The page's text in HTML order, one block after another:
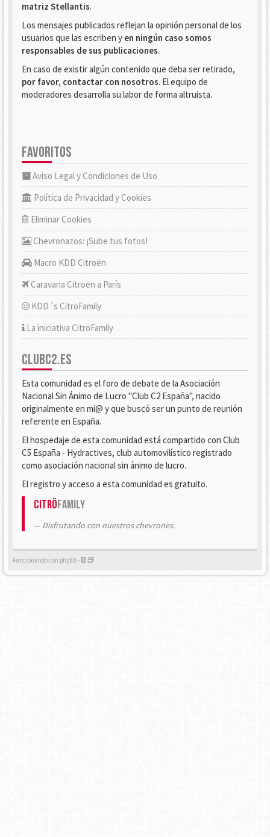
matriz Stellantis.
Los mensajes publicados reflejan la opinión personal de los
usuarios que las escriben y en ningún caso somos
responsables de sus publicaciones.
En caso de existir algún contenido que deba ser retirado,
por favor, contactar con nosotros. El equipo de
moderadores desarrolla su labor de forma altruista.
FAVORITOS
Aviso Legal y Condiciones de Uso
Política de Privacidad y Cookies
Eliminar Cookies
Chevronazos: ¡Sube tus fotos!
Macro KDD Citroën
Caravana Citroën a París
KDD´s CitröFamily
La iniciativa CitröFamily
CLUBC2.ES
Esta comunidad es el foro de debate de la Asociación
Nacional Sin Ánimo de Lucro "Club C2 España", nacido
originalmente en mi@ y que buscó ser un punto de reunión
referente en España.
El hospedaje de esta comunidad está compartido con Club
C5 España - Hydractives, club automovilístico registrado
como asociación nacional sin ánimo de lucro.
El registro y acceso a esta comunidad es gratuito.
CitröFamily
Disfrutando con nuestros chevrones.
Funcionando con phpBB -